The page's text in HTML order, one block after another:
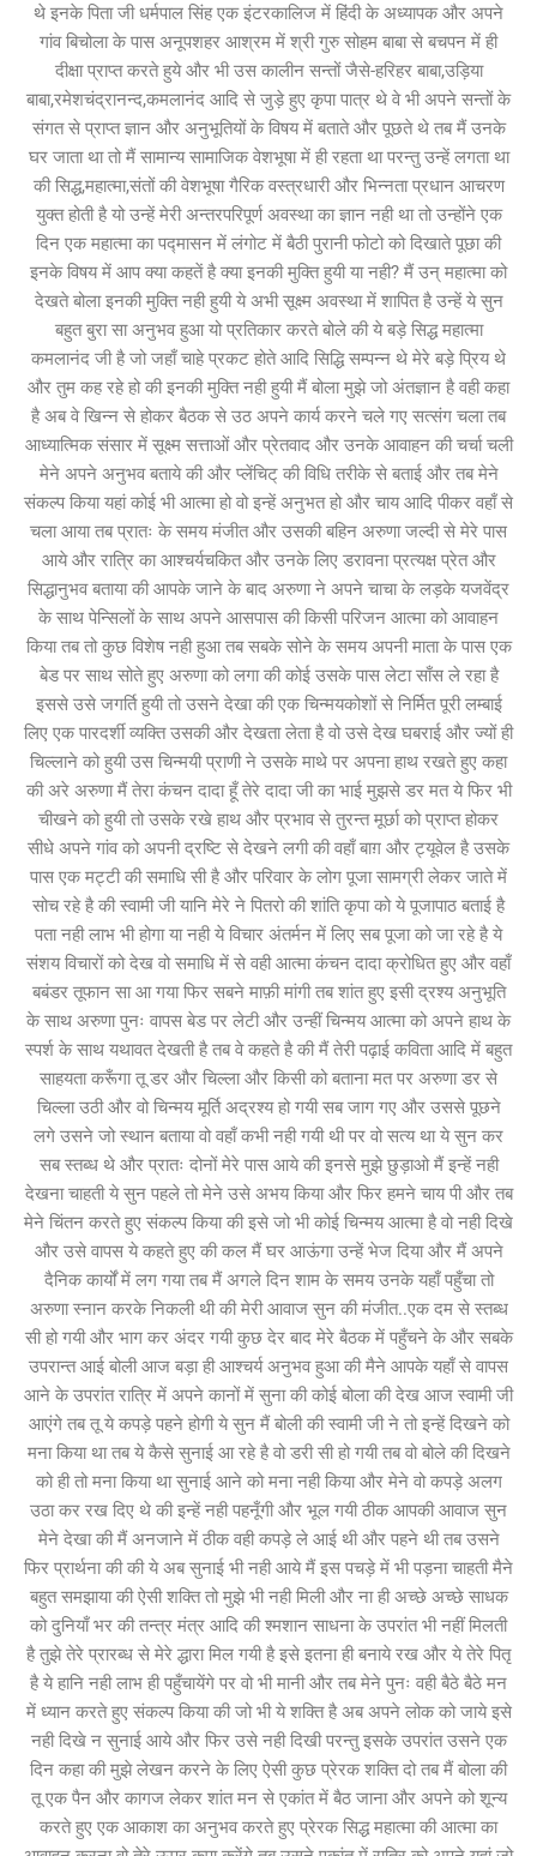
थे इनके पिता जी धर्मपाल सिंह एक इंटरकालिज में हिंदी के अध्यापक और अपने
गांव बिचोला के पास अनूपशहर आश्रम में श्री गुरु सोहम बाबा से बचपन में ही
दीक्षा प्राप्त करते हुये और भी उस कालीन सन्तों जैसे-हरिहर बाबा,उड़िया
बाबा,रमेशचंद्रानन्द,कमलानंद आदि से जुड़े हुए कृपा पात्र थे वे भी अपने सन्तों के
संगत से प्राप्त ज्ञान और अनुभूतियों के विषय में बताते और पूछते थे तब मैं उनके
घर जाता था तो मैं सामान्य सामाजिक वेशभूषा में ही रहता था परन्तु उन्हें लगता था
की सिद्ध,महात्मा,संतों की वेशभूषा गैरिक वस्त्रधारी और भिन्नता प्रधान आचरण
युक्त होती है यो उन्हें मेरी अन्तरपरिपूर्ण अवस्था का ज्ञान नही था तो उन्होंने एक
दिन एक महात्मा का पद्मासन में लंगोट में बैठी पुरानी फोटो को दिखाते पूछा की
इनके विषय में आप क्या कहतें है क्या इनकी मुक्ति हुयी या नही? मैं उन् महात्मा को
देखते बोला इनकी मुक्ति नही हुयी ये अभी सूक्ष्म अवस्था में शापित है उन्हें ये सुन
बहुत बुरा सा अनुभव हुआ यो प्रतिकार करते बोले की ये बड़े सिद्ध महात्मा
कमलानंद जी है जो जहाँ चाहे प्रकट होते आदि सिद्धि सम्पन्न थे मेरे बड़े प्रिय थे
और तुम कह रहे हो की इनकी मुक्ति नही हुयी मैं बोला मुझे जो अंतज्ञान है वही कहा
है अब वे खिन्न से होकर बैठक से उठ अपने कार्य करने चले गए सत्संग चला तब
आध्यात्मिक संसार में सूक्ष्म सत्ताओं और प्रेतवाद और उनके आवाहन की चर्चा चली
मेने अपने अनुभव बताये की और प्लेंचिट् की विधि तरीके से बताई और तब मेने
संकल्प किया यहां कोई भी आत्मा हो वो इन्हें अनुभत हो और चाय आदि पीकर वहाँ से
चला आया तब प्रातः के समय मंजीत और उसकी बहिन अरुणा जल्दी से मेरे पास
आये और रात्रि का आश्चर्यचकित और उनके लिए डरावना प्रत्यक्ष प्रेत और
सिद्धानुभव बताया की आपके जाने के बाद अरुणा ने अपने चाचा के लड़के यजवेंद्र
के साथ पेन्सिलों के साथ अपने आसपास की किसी परिजन आत्मा को आवाहन
किया तब तो कुछ विशेष नही हुआ तब सबके सोने के समय अपनी माता के पास एक
बेड पर साथ सोते हुए अरुणा को लगा की कोई उसके पास लेटा साँस ले रहा है
इससे उसे जगर्ति हुयी तो उसने देखा की एक चिन्मयकोशों से निर्मित पूरी लम्बाई
लिए एक पारदर्शी व्यक्ति उसकी और देखता लेता है वो उसे देख घबराई और ज्यों ही
चिल्लाने को हुयी उस चिन्मयी प्राणी ने उसके माथे पर अपना हाथ रखते हुए कहा
की अरे अरुणा मैं तेरा कंचन दादा हूँ तेरे दादा जी का भाई मुझसे डर मत ये फिर भी
चीखने को हुयी तो उसके रखे हाथ और प्रभाव से तुरन्त मूर्छा को प्राप्त होकर
सीधे अपने गांव को अपनी द्रष्टि से देखने लगी की वहाँ बाग़ और ट्यूवेल है उसके
पास एक मट्टी की समाधि सी है और परिवार के लोग पूजा सामग्री लेकर जाते में
सोच रहे है की स्वामी जी यानि मेरे ने पितरो की शांति कृपा को ये पूजापाठ बताई है
पता नही लाभ भी होगा या नही ये विचार अंतर्मन में लिए सब पूजा को जा रहे है ये
संशय विचारों को देख वो समाधि में से वही आत्मा कंचन दादा क्रोधित हुए और वहाँ
बबंडर तूफान सा आ गया फिर सबने माफ़ी मांगी तब शांत हुए इसी द्रश्य अनुभूति
के साथ अरुणा पुनः वापस बेड पर लेटी और उन्हीं चिन्मय आत्मा को अपने हाथ के
स्पर्श के साथ यथावत देखती है तब वे कहते है की मैं तेरी पढ़ाई कविता आदि में बहुत
साहयता करूँगा तू डर और चिल्ला और किसी को बताना मत पर अरुणा डर से
चिल्ला उठी और वो चिन्मय मूर्ति अद्रश्य हो गयी सब जाग गए और उससे पूछने
लगे उसने जो स्थान बताया वो वहाँ कभी नही गयी थी पर वो सत्य था ये सुन कर
सब स्तब्ध थे और प्रातः दोनों मेरे पास आये की इनसे मुझे छुड़ाओ मैं इन्हें नही
देखना चाहती ये सुन पहले तो मेने उसे अभय किया और फिर हमने चाय पी और तब
मेने चिंतन करते हुए संकल्प किया की इसे जो भी कोई चिन्मय आत्मा है वो नही दिखे
और उसे वापस ये कहते हुए की कल मैं घर आऊंगा उन्हें भेज दिया और मैं अपने
दैनिक कार्यों में लग गया तब मैं अगले दिन शाम के समय उनके यहाँ पहुँचा तो
अरुणा स्नान करके निकली थी की मेरी आवाज सुन की मंजीत..एक दम से स्तब्ध
सी हो गयी और भाग कर अंदर गयी कुछ देर बाद मेरे बैठक में पहुँचने के और सबके
उपरान्त आई बोली आज बड़ा ही आश्चर्य अनुभव हुआ की मैने आपके यहाँ से वापस
आने के उपरांत रात्रि में अपने कानों में सुना की कोई बोला की देख आज स्वामी जी
आएंगे तब तू ये कपड़े पहने होगी ये सुन मैं बोली की स्वामी जी ने तो इन्हें दिखने को
मना किया था तब ये कैसे सुनाई आ रहे है वो डरी सी हो गयी तब वो बोले की दिखने
को ही तो मना किया था सुनाई आने को मना नही किया और मेने वो कपड़े अलग
उठा कर रख दिए थे की इन्हें नही पहनूँगी और भूल गयी ठीक आपकी आवाज सुन
मेने देखा की मैं अनजाने में ठीक वही कपड़े ले आई थी और पहने थी तब उसने
फिर प्रार्थना की की ये अब सुनाई भी नही आये मैं इस पचड़े में भी पड़ना चाहती मैने
बहुत समझाया की ऐसी शक्ति तो मुझे भी नही मिली और ना ही अच्छे अच्छे साधक
को दुनियाँ भर की तन्त्र मंत्र आदि की श्मशान साधना के उपरांत भी नहीं मिलती
है तुझे तेरे प्रारब्ध से मेरे द्धारा मिल गयी है इसे इतना ही बनाये रख और ये तेरे पितृ
है ये हानि नही लाभ ही पहुँचायेंगे पर वो भी मानी और तब मेने पुनः वही बैठे बैठे मन
में ध्यान करते हुए संकल्प किया की जो भी ये शक्ति है अब अपने लोक को जाये इसे
नही दिखे न सुनाई आये और फिर उसे नही दिखी परन्तु इसके उपरांत उसने एक
दिन कहा की मुझे लेखन करने के लिए ऐसी कुछ प्रेरक शक्ति दो तब मैं बोला की
तू एक पैन और कागज लेकर शांत मन से एकांत में बैठ जाना और अपने को शून्य
करते हुए एक आकाश का अनुभव करते हुए प्रेरक सिद्ध महात्मा की आत्मा का